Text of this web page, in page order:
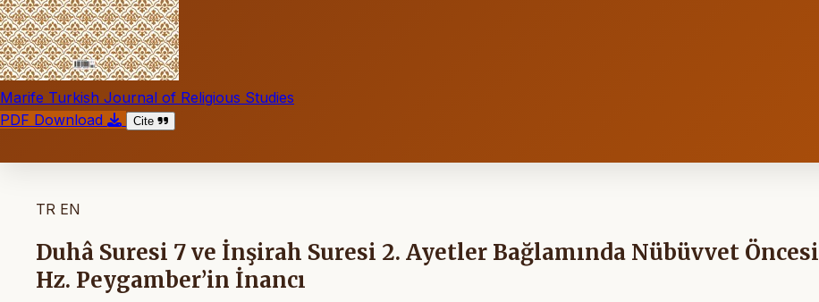
Marife Turkish Journal of Religious Studies
PDF Download
Cite
TR EN
Duhâ Suresi 7 ve İnşirah Suresi 2. Ayetler Bağlamında Nübüvvet Öncesi
Hz. Peygamber’in İnancı